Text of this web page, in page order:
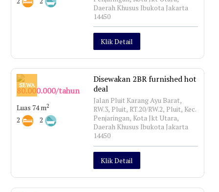
Daerah Khusus Ibukota Jakarta
14450
Klik Detail
SEWA
80.000.000/tahun
Luas 74 m2
2 2
Disewakan 2BR furnished hot
deal
Jalan Pluit Karang Ayu Barat,
RW.3, Pluit, RT.20/RW.2, Pluit, Kec.
Penjaringan, Kota Jkt Utara,
Daerah Khusus Ibukota Jakarta
14450
Klik Detail